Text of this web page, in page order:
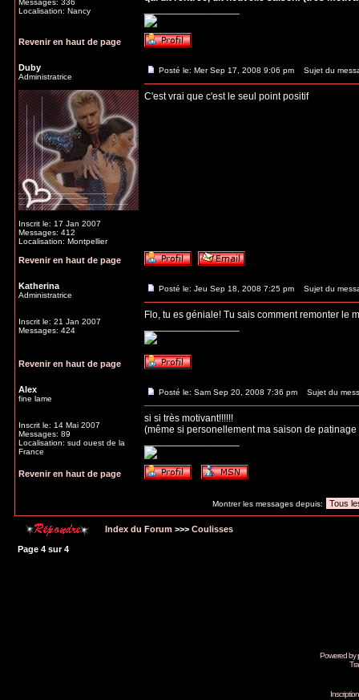
Messages: 336
Localisation: Nancy
Revenir en haut de page
Duby
Administratrice
Inscrit le: 17 Jan 2007
Messages: 412
Localisation: Montpellier
Posté le: Mer Sep 17, 2008 9:06 pm Sujet du
C'est vrai que c'est le seul point positif
Revenir en haut de page
Katherina
Administratrice
Inscrit le: 21 Jan 2007
Messages: 424
Posté le: Jeu Sep 18, 2008 7:25 pm Sujet du
Flo, tu es géniale! Tu sais comment remonter le
Revenir en haut de page
Alex
fine lame
Inscrit le: 14 Mai 2007
Messages: 89
Localisation: sud ouest de la
France
Posté le: Sam Sep 20, 2008 7:36 pm Sujet du
si si très motivant!!!!!!
(même si personellement ma saison de
Revenir en haut de page
Montrer les messages depuis:
Index du Forum >>> Coulisses
Page 4 sur4
Powered by